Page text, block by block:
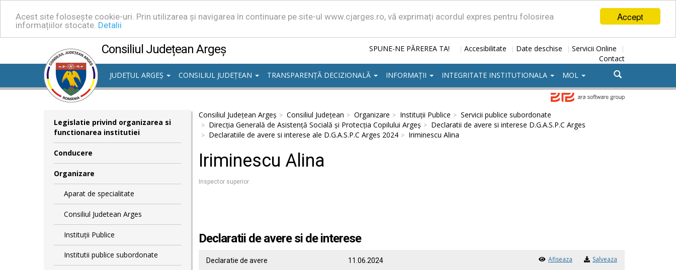
Accept
Acest site folosește cookie-uri. Prin utilizarea și navigarea în continuare pe site-ul www.cjarges.ro, vă exprimați acordul expres pentru folosirea
informațiilor stocate. Detalii
Consiliul Județean Argeș SPUNE-NE PĂREREA TA! | Accesibilitate | Date deschise | Servicii Online |
Contact
JUDEȚUL ARGEȘ
CONSILIUL JUDEȚEAN TRANSPARENȚĂ DECIZIONALĂ INFORMAȚII INTEGRITATE INSTITUTIONALA MOL
Legislatie privind organizarea si
functionarea institutiei
Conducere
Organizare
Aparat de specialitate
Consiliul Judetean Arges
Instituții Publice
Institutii publice subordonate
Consiliul Județean Argeș Consiliul Județean Organizare Instituții Publice
Servicii publice subordonate
Direcţia Generală de Asistenţă Socială şi Protecţia Copilului Argeş
Declaratii de avere si interese D.G.A.S.P.C Arges
Declaratiile de avere si interese ale D.G.A.S.P.C Arges 2024
Iriminescu Alina
Iriminescu Alina
Inspector superior
Declaratii de avere si de interese
Declaratie de avere 11.06.2024 Afiseaza Salveaza